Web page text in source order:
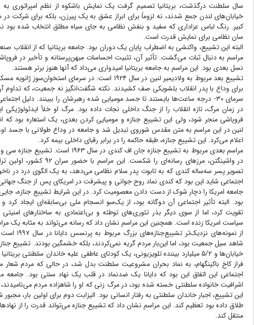
سال سلطنت درگذشت، بریتانیا تصمیم گرفت یک نمایش باشکوه از نظم امپراتوری به
خیابان‌های لندن جمع شدند، نه لزوماً برای ابراز عشق به یک پیرزن، بلکه برای شرکت در
کبیر. رنگ لباس عزاداری که سفید و بنفش نظامی به جای سیاه مطلق انتخاب شده بود
سان نظامی برای نمایش قدرت است.
البته این تشییع، واکنشی به اضطراب پایان یک دوران بود. جامعه بریتانیا که از انقلاب
مراسم به دنبال ثبات می‌گشت. تأثیر آن، تثبیت احساسات میهن‌پرستانه و تأخیر در
نسل بعدی بود. این مراسم به جامعه بریتانیا امیدواری می‌داد که آنها هنوز برتر هستند.
تشییع بعد مربوط به ولادیمیر لنین در سال ۱۹۲۴ است. در سرمای
برای وداع با پدر انقلاب بلشویکی صف کشیدند. نکته شگفت‌انگیز نه جمعیت، که تداوم
سرمای ۳۰- درجه ساعت‌ها بایستند تا جسد مومیایی شده رهبرشان را ببینند. دلیل
در زمان مرگ، تازه انقلاب را از جنگ داخلی نجات داده بود. مرگ او خلأ
فروپاشی منجر شود، ولی این تشییع جنازه و مومیایی کردن بعدی، یک استعاره بود که
لنین در این مراسم به متن مقدس شوروی تبدیل شد و جامعه در وداع طولانی با جسد
اعلام می‌کرد. این تشییع جنازه، طبقه حاکمه را در برابر رقبای داخلی بیمه کرد.
مراسم بعدی مربوط به تشییع جنازه جان اف کندی در
در واشینگتن، مرز‌های رسانه‌ای را
تصویر پسر سه‌ساله کندی که به تابوت پدر سلام نظامی می‌دهد، به یک الگوی درد در
اجتماعی شاید این بود که کندی نماد روح جوانی و پیشرفت در امریکای پس از جنگ جهانی
جامعه امریکا را دچار شوک از دست دادن معصومیت کرد. در این شرایط تشییع جنازه،
بود. البته تأثیر اجتماعی آن دوگانه بود، از یک‌سو انسجام ملی بی‌سابقه‌ای ایجاد
تقویت کرد، اما از سوی دیگر بذر تئوری‌های توطئه و بی‌اعتمادی به ساختار‌های
سیاست امریکا زنده است. همچنین این مراسم نشان داد که رسانه می‌تواند به مثابه یک
از نمونه‌های
خیابان‌ها و ۵/۲ میلیارد بیننده تلویزیونی، یک کودتای عاطفی علیه خاندان سلطنتی
فراز کاخ باکینگهام، به نماد بحران مشروعیت سلطنت بدل شد، در حالی که مردم شعار
اجتماعی این اتفاق این بود که دایانا یک ضدنماد در قلب یک نهاد سنتی بود. جامعه
اشرافیت خانواده سلطنتی خسته شده بود، در مرگ زنی که او را شاهزاده مردم می‌نامیدند،
این تشییع، اجبار خاندان سلطنتی به رفتار انسانی بود. الیزابت دوم برای اولین بار،
طلاق داده بود تعظیم کند. این مراسم نشان داد که تشییع جنازه می‌تواند قدرت را از
منتقل کند.